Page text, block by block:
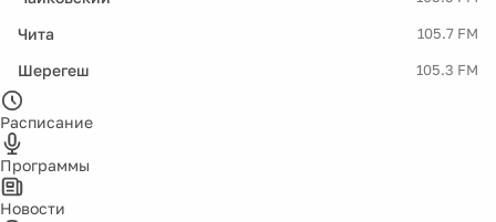
Чита 105.7 FM
Шерегеш 105.3 FM
Расписание
Программы
Новости